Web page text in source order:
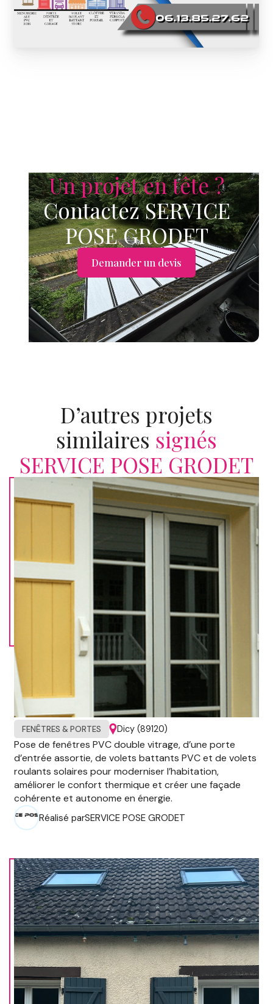
Un projet en tête ?
Contactez SERVICE
POSE GRODET
Demander un devis
D’autres projets
similaires signés
SERVICE POSE GRODET
FENÊTRES & PORTES Dicy (89120)
Pose de fenêtres PVC double vitrage, d’une porte
d’entrée assortie, de volets battants PVC et de volets
roulants solaires pour moderniser l’habitation,
améliorer le confort thermique et créer une façade
cohérente et autonome en énergie.
Réalisé parSERVICE POSE GRODET